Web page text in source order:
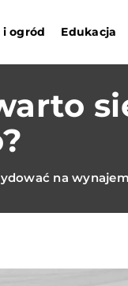
i ogród Edukacja
na